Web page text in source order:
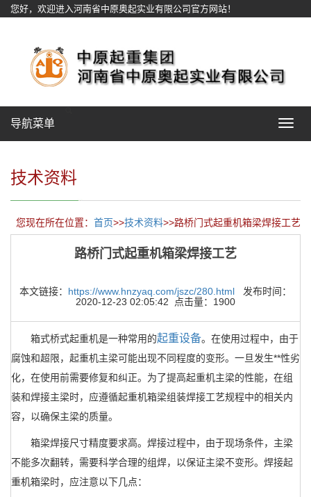
您好，欢迎进入河南省中原奥起实业有限公司官方网站！
Toggle
导航菜单
技术资料
您现在所在位置： 首页>>技术资料>>路桥门式起重机箱梁焊接工艺
路桥门式起重机箱梁焊接工艺
本文链接： https://www.hnzyaq.com/jszc/280.html 发布时间：
2020-12-23 02:05:42 点击量：1900
箱式桥式起重机是一种常用的起重设备。在使用过程中，由于
腐蚀和超限，起重机主梁可能出现不同程度的变形。一旦发生**性劣
化，在使用前需要修复和纠正。为了提高起重机主梁的性能，在组
装和焊接主梁时，应遵循起重机箱梁组装焊接工艺规程中的相关内
容，以确保主梁的质量。
箱梁焊接尺寸精度要求高。焊接过程中，由于现场条件，主梁
不能多次翻转，需要科学合理的组焊，以保证主梁不变形。焊接起
重机箱梁时，应注意以下几点：